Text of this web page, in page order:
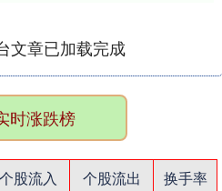
文章已加载完成
时涨跌榜
个股流入 个股流出
换手率